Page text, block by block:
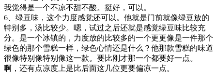
我觉得是一个不凉不甜不酸。挺好，可以。
6、绿豆味，这个力度感觉还可以。他就是门前就像绿豆放的
特别多，汤比较少。嗯，试过之后还就是感觉绿豆味比较充
分。是一个冰镇的，力度放的比较多的一个更更像是一件那个
绿色的那个雪糕一样，绿色心情还是什么？他那款雪糕的味道
很像特别像特别像这一款。要比刚才那一个都要好一点。
啊，还有点凉度上是比后面这几位更要偏凉一点。